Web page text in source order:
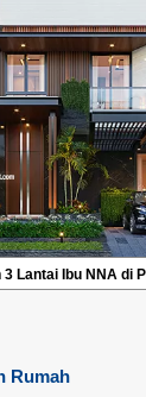
3 Lantai Ibu NNA di
Rumah